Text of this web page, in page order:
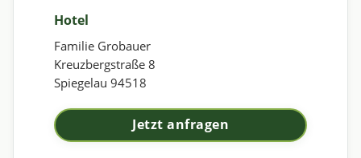
Hotel
Familie Grobauer
Kreuzbergstraße 8
Spiegelau 94518
Jetzt anfragen